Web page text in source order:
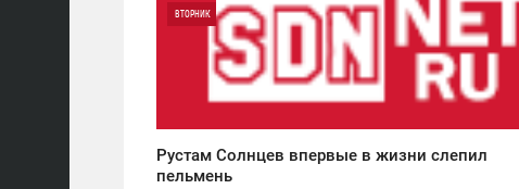
ВТОРНИК
Рустам Солнцев впервые в жизни слепил
пельмень